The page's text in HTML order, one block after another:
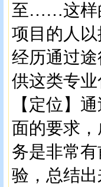
至……这样
项目的人
经历通过
供这类专
【定位】
面的要求
务是非常
验，总结